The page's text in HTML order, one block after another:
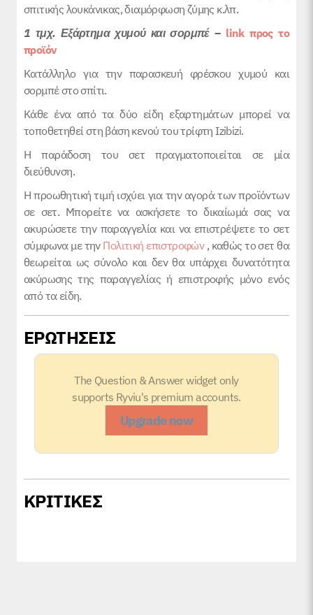
σπιτικής λουκάνικας, διαμόρφωση ζύμης κ.λπ.
1 τμχ. Εξάρτημα χυμού και σορμπέ – link προς το
προϊόν
Κατάλληλο για την παρασκευή φρέσκου χυμού και
σορμπέ στο σπίτι.
Κάθε ένα από τα δύο είδη εξαρτημάτων μπορεί να
τοποθετηθεί στη βάση κενού του τρίφτη Izibizi.
Η παράδοση του σετ πραγματοποιείται σε μία
διεύθυνση.
Η προωθητική τιμή ισχύει για την αγορά των προϊόντων
σε σετ. Μπορείτε να ασκήσετε το δικαίωμά σας να
ακυρώσετε την παραγγελία και να επιστρέψετε το σετ
σύμφωνα με την Πολιτική επιστροφών , καθώς το σετ θα
θεωρείται ως σύνολο και δεν θα υπάρχει δυνατότητα
ακύρωσης της παραγγελίας ή επιστροφής μόνο ενός
από τα είδη.
ΕΡΩΤΗΣΕΙΣ
The Question & Answer widget only
supports Ryviu's premium accounts.
Upgrade now
ΚΡΙΤΙΚΕΣ